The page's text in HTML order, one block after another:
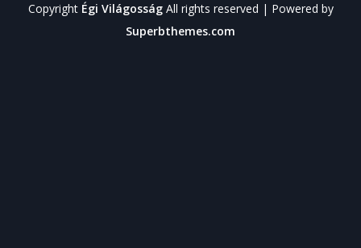
Copyright Égi VilágosságAll rights reserved | Powered by
Superbthemes.com